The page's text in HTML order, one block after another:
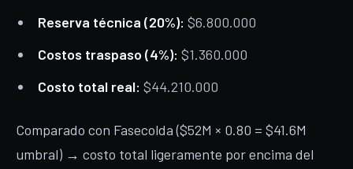
Reserva técnica (20%): $6.800.000
Costos traspaso (4%): $1.360.000
Costo total real: $44.210.000
Comparado con Fasecolda ($52M × 0.80 = $41.6M
umbral) → costo total ligeramente por encima del